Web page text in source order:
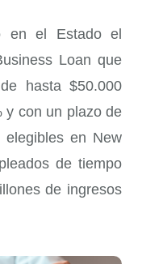
en el Estado el
Loan que
hasta $50.000
y con un plazo de
elegibles en New
de tiempo
de ingresos